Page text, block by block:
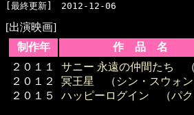
[出演映画]
制作年
作 品 名 （
２０１１
２０１２
２０１５
サニー 永遠の仲間たち （
冥王星
（ シン・スウォン
ハッピーログイン （パ